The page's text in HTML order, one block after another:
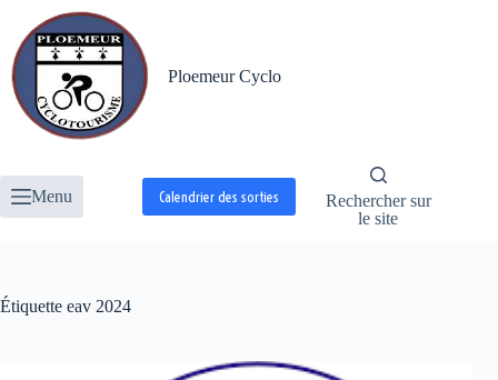
contenu
Ploemeur Cyclo
Menu Calendrier des sorties
Rechercher sur
le site
Étiquette eav 2024